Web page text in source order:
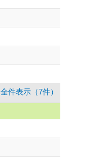
全件表示（7件）